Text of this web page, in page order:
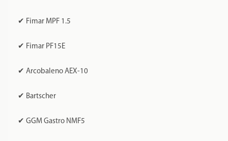
✔ Fimar MPF 1.5
✔ Fimar PF15E
✔ Arcobaleno AEX-10
✔ Bartscher
✔ GGM Gastro NMF5